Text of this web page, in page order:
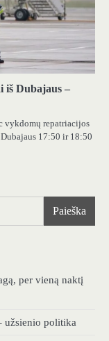
iš Dubajaus –
vykdomų repatriacijos
17:50 ir 18:50
Paieška
per vieną naktį
užsienio politika